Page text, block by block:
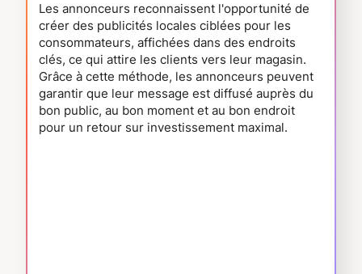
Les annonceurs reconnaissent l'opportunité de
créer des publicités locales ciblées pour les
consommateurs, affichées dans des endroits
clés, ce qui attire les clients vers leur magasin.
Grâce à cette méthode, les annonceurs peuvent
garantir que leur message est diffusé auprès du
bon public, au bon moment et au bon endroit
pour un retour sur investissement maximal.